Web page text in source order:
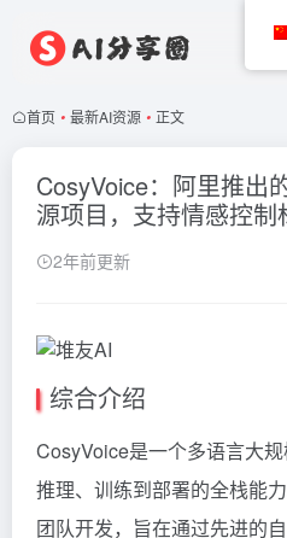
首页 • 最新AI资源 • 正文
CosyVoice：阿里推出
源项目，支持情感控制
2年前更新
综合介绍
CosyVoice是一个多语言大
推理、训练到部署的全栈能
团队开发，旨在通过先进的